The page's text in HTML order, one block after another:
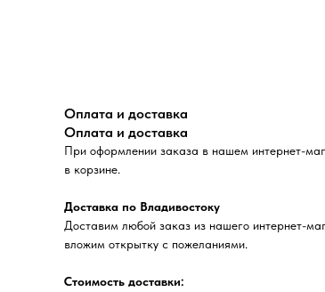
Оплата и доставка
Оплата и доставка
При оформлении заказа в нашем интернет-
в корзине.
Доставка по Владивостоку
Доставим любой заказ из нашего интернет-
вложим открытку с пожеланиями.
Стоимость доставки: